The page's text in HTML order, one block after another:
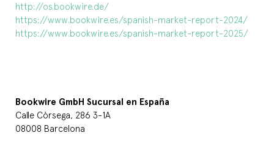
http://os.bookwire.de/
https://www.bookwire.es/spanish-market-report-2024/
https://www.bookwire.es/spanish-market-report-2025/
Bookwire GmbH Sucursal en España
Calle Còrsega, 286 3-1A
08008 Barcelona